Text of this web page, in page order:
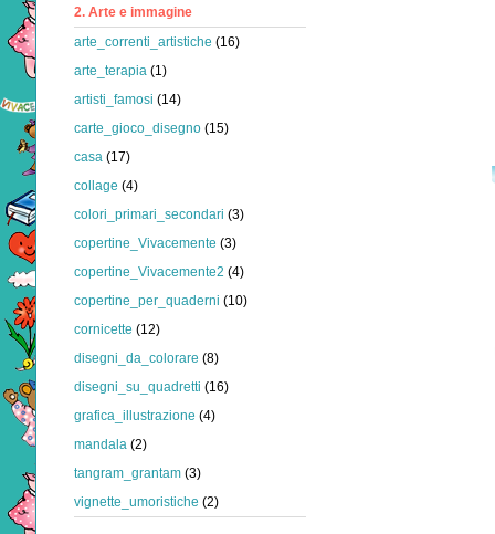
2. Arte e immagine
arte_correnti_artistiche (16)
arte_terapia (1)
artisti_famosi (14)
carte_gioco_disegno (15)
casa (17)
collage (4)
colori_primari_secondari (3)
copertine_Vivacemente (3)
copertine_Vivacemente2 (4)
copertine_per_quaderni (10)
cornicette (12)
disegni_da_colorare (8)
disegni_su_quadretti (16)
grafica_illustrazione (4)
mandala (2)
tangram_grantam (3)
vignette_umoristiche (2)